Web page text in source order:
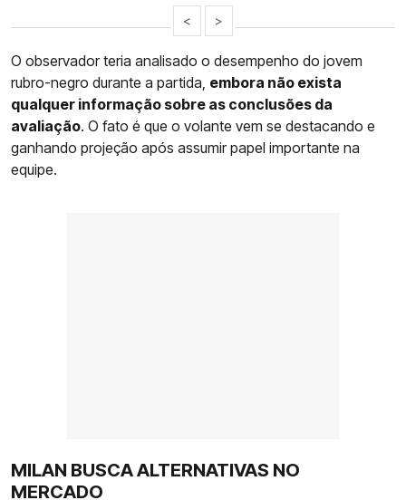
< >
O observador teria analisado o desempenho do jovem
rubro-negro durante a partida, embora não exista
qualquer informação sobre as conclusões da
avaliação. O fato é que o volante vem se destacando e
ganhando projeção após assumir papel importante na
equipe.
MILAN BUSCA ALTERNATIVAS NO
MERCADO